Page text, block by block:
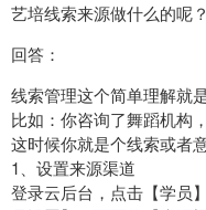
艺培线索来源做什么的呢？
回答：
线索管理这个简单理解就
比如：你咨询了舞蹈机构
这时候你就是个线索或者意
1、设置来源渠道
登录云后台，点击【学员